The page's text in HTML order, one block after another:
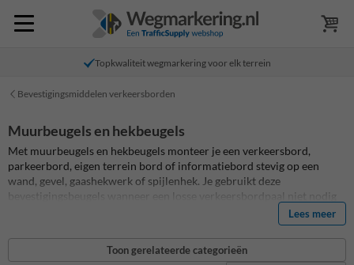
Topkwaliteit wegmarkering voor elk terrein
Bevestigingsmiddelen verkeersborden
Muurbeugels en hekbeugels
Met muurbeugels en hekbeugels monteer je een verkeersbord,
parkeerbord, eigen terrein bord of informatiebord stevig op een
wand, gevel, gaashekwerk of spijlenhek. Je gebruikt deze
bevestigingsbeugels wanneer een losse verkeersbordpaal niet nodig
is, niet past of niet wenselijk is. Zo plaats je jouw bord direct op de
plek waar de boodschap zichtbaar moet zijn: bij een poort, hek,
ingang, parkeerterrein, gevel, bouwplaats of bedrijfsterrein.
Lees meer
Toon gerelateerde categorieën